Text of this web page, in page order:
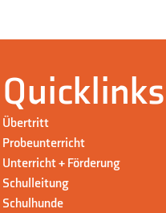
Quicklinks
Übertritt
Probeunterricht
Unterricht + Förderung
Schulleitung
Schulhunde